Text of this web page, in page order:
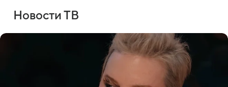
Новости ТВ